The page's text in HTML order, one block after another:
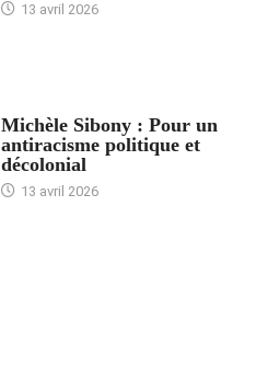
13 avril 2026
Michèle Sibony : Pour un
antiracisme politique et
décolonial
13 avril 2026